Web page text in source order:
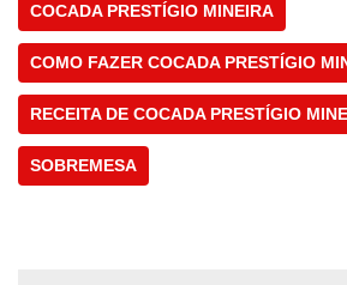
COCADA PRESTÍGIO MINEIRA
COMO FAZER COCADA PRESTÍGIO
RECEITA DE COCADA PRESTÍGIO
SOBREMESA